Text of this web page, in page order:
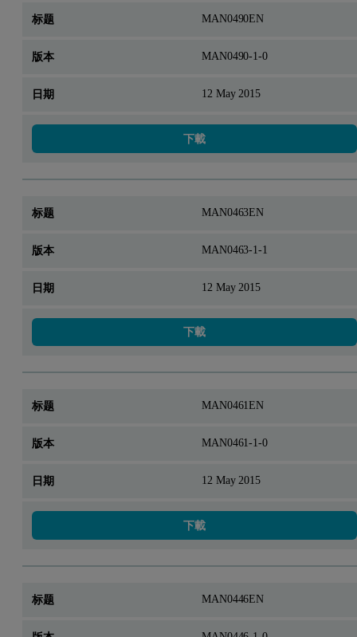
MAN0490EN
MAN0490-1-0
12 May 2015
下載
MAN0463EN
MAN0463-1-1
12 May 2015
下載
MAN0461EN
MAN0461-1-0
12 May 2015
下載
MAN0446EN